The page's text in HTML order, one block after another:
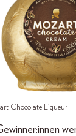
Chocolate Liqueur